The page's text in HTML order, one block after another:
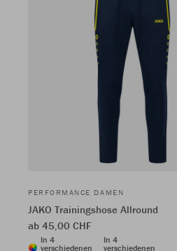
PERFORMANCE DAMEN
JAKO Trainingshose Allround
ab 45,00 CHF
In 4
verschiedenen
In 4
verschiedenen